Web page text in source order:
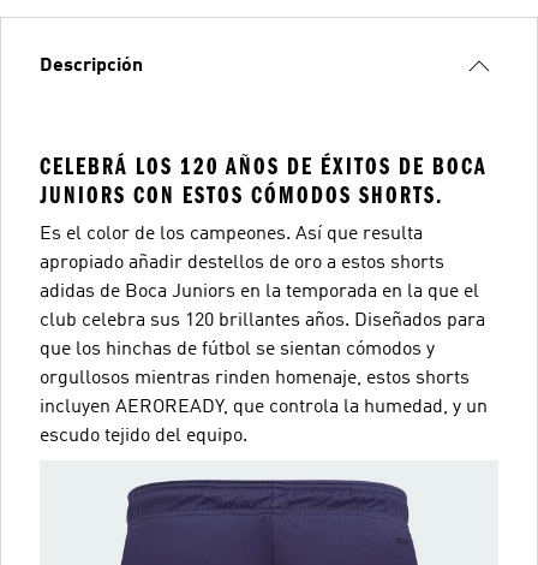
Descripción
CELEBRÁ LOS 120 AÑOS DE ÉXITOS DE BOCA
JUNIORS CON ESTOS CÓMODOS SHORTS.
Es el color de los campeones. Así que resulta
apropiado añadir destellos de oro a estos shorts
adidas de Boca Juniors en la temporada en la que el
club celebra sus 120 brillantes años. Diseñados para
que los hinchas de fútbol se sientan cómodos y
orgullosos mientras rinden homenaje, estos shorts
incluyen AEROREADY, que controla la humedad, y un
escudo tejido del equipo.